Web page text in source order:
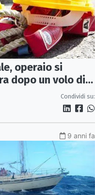
operaio si
dopo un volo di 4
Condividi su:
9 anni fa